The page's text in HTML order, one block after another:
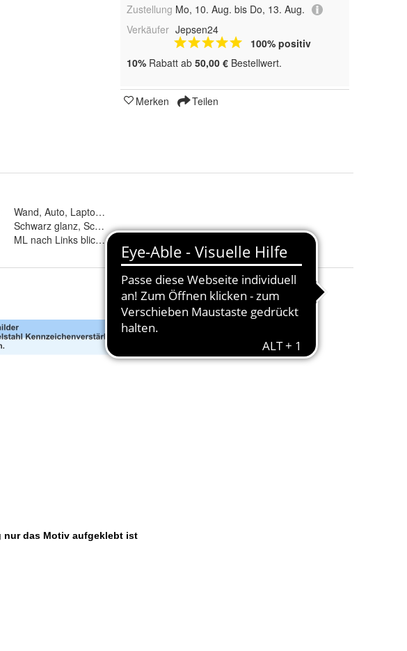
Zustellung Mo, 10. Aug. bis Do, 13. Aug.
Verkäufer Jepsen24
100% positiv
10% Rabatt ab 50,00 € Bestellwert.
Merken Teilen
Wand, Auto, Laptop, Briefkasten
Schwarz glanz, Schwarz matt, Weiß glanz, Weiß matt, Silber glanz, Silber matt, Rot